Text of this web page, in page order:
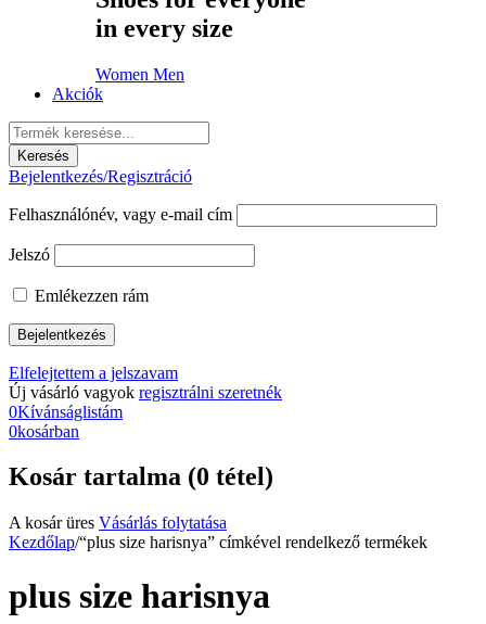
in every size
Women Men
Akciók
Bejelentkezés/Regisztráció
Felhasználónév, vagy e-mail cím
Jelszó
Emlékezzen rám
Elfelejtettem a jelszavam
Új vásárló vagyok regisztrálni szeretnék
0Kívánságlistám
0kosárban
Kosár tartalma (0 tétel)
A kosár üres Vásárlás folytatása
Kezdőlap/“plus size harisnya” címkével rendelkező termékek
plus size harisnya